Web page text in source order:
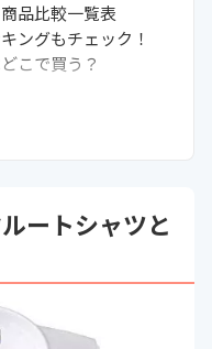
品比較一覧表
ングもチェック！
こで買う？
ートシャツと